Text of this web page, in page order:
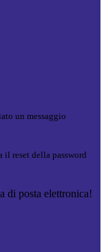
un messaggio
il reset della password
di posta elettronica!